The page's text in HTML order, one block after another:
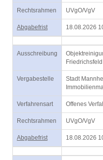
Rechtsrahmen UVgO/VgV
Abgabefrist 18.08.2026
Ausschreibung
Vergabestelle
Stadt
Verfahrensart Offenes
Rechtsrahmen UVgO/VgV
Abgabefrist 18.08.2026